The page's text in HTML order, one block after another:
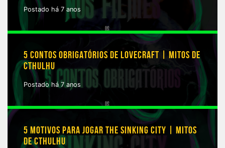
Postado há 7 anos
5 CONTOS OBRIGATÓRIOS DE LOVECRAFT | MITOS DE
CTHULHU
Postado há 7 anos
5 MOTIVOS PARA JOGAR THE SINKING CITY | MITOS
DE CTHULHU